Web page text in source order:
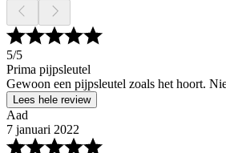
5/5
Prima pijpsleutel
Gewoon een pijpsleutel zoals het hoort.
Lees hele review
Aad
7 januari 2022